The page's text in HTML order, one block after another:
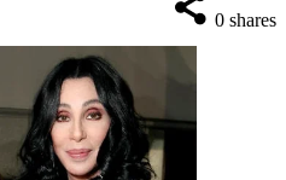
0 shares